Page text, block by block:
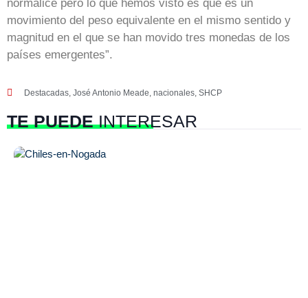
normalice pero lo que hemos visto es que es un
movimiento del peso equivalente en el mismo sentido y
magnitud en el que se han movido tres monedas de los
países emergentes”.
Destacadas, José Antonio Meade, nacionales, SHCP
TE PUEDEINTERESAR